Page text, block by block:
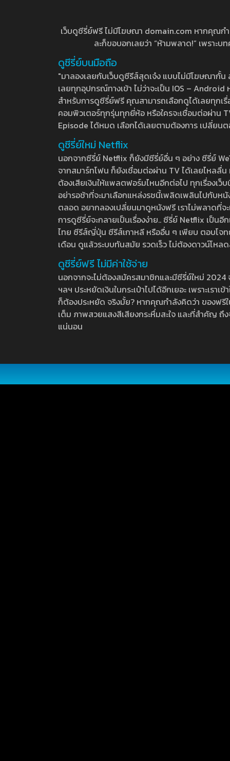
เว็บดูซีรี่ย์ฟรี ไม่มีโฆษณา domain.com หากคุณก
ละก็ขอบอกเลยว่า “ห้ามพลาด!” เพราะ
ดูซีรี่ย์บนมือถือ
"มาลองเลยกับเว็บดูซีรีส์สุดเจ๋ง แบบไม่มีโฆษณากั้
เลยทุกอุปกรณ์ทางเข้า ไม่ว่าจะเป็น IOS –
สำหรับการดูซีรี่ย์ฟรี คุณสามารถเลือกดูได้เลยทุกเ
คอมพิวเตอร์ทุกรุ่นทุกยี่ห้อ หรือใครจะเชื่อมต่อผ่าน
Episode ได้หมด เลือกได้เลยตามต้องการ เปลี่ยน
ดูซีรี่ย์ใหม่ Netflix
นอกจากซีรี่ย์ Netflix ก็ยังมีซีรี่ย์อื่น ๆ อย่าง ซีรี่ย์
จากสมาร์ทโฟน ก็ยังเชื่อมต่อผ่าน TV ได้เลยไหลลื่
ต้องเสียเงินให้แพลตฟอร์มไหนอีกต่อไป ทุกเรื่องเว็
อย่ารอช้าที่จะมาเลือกแหล่งรชนี้เพลิดเพลินไปกับห
ตลอด อยากลองเปลี่ยนมาดูหนังฟรี เราไม่พลาดที่
การดูซีรี่ย์จะกลายเป็นเรื่องง่าย.. ซีรี่ย์ Netflix เป็น
ไทย ซีรีส์ญี่ปุ่น ซีรีส์เกาหลี หรืออื่น ๆ เพียบ ตอบโจท
เดือน ดูแล้วระบบทันสมัย รวดเร็ว ไม่ต้องดาวน์โห
ดูซีรี่ย์ฟรี ไม่มีค่าใช้จ่าย
นอกจากจะไม่ต้องสมัครสมาชิกและมีซีรี่ย์ใหม่
ฯลฯ ประหยัดเงินในกระเป๋าไปได้อีกเยอะ เพราะเร
ก็ต้องประหยัด จริงมั้ย? หากคุณกำลังคิดว่า ของฟ
เต็ม ภาพสวยแสงสีเสียงกระหึ่มสะใจ และที่สำคัญ
แน่นอน